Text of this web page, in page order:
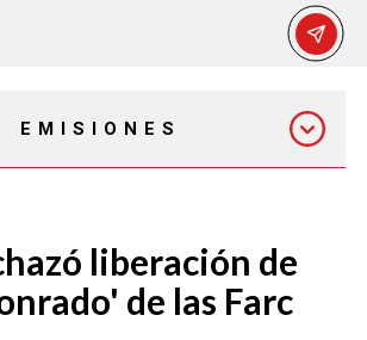
EMISIONES
12:30 PMliberación de
de las Farc